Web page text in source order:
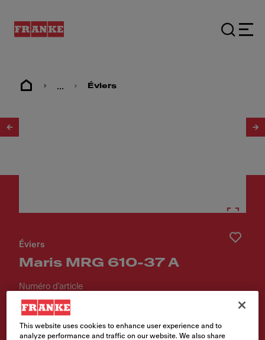
... Éviers
Éviers
Maris MRG 610-37 A
Numéro d'article
114.0658.219
This website uses cookies to enhance user experience and to
analyze performance and traffic on our website. We also share